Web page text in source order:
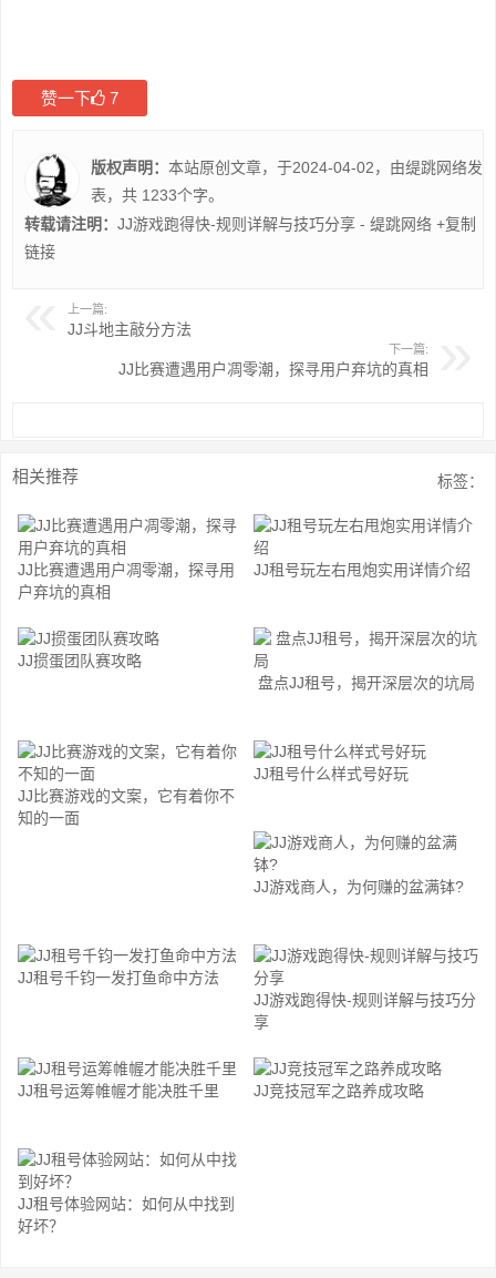
赞一下 7
版权声明： 本站原创文章，于2024-04-02，由缇跳网络发
表，共 1233个字。
转载请注明： JJ游戏跑得快-规则详解与技巧分享 - 缇跳网络 +复制
链接
上一篇:
JJ斗地主敲分方法
下一篇:
JJ比赛遭遇用户凋零潮，探寻用户弃坑的真相
相关推荐 标签：
JJ比赛遭遇用户凋零潮，探寻用
户弃坑的真相
JJ租号玩左右甩炮实用详情介绍
JJ掼蛋团队赛攻略
盘点JJ租号，揭开深层次的坑局
JJ比赛游戏的文案，它有着你不
知的一面
JJ租号什么样式号好玩
JJ游戏商人，为何赚的盆满钵?
JJ租号千钧一发打鱼命中方法
JJ游戏跑得快-规则详解与技巧分
享
JJ租号运筹帷幄才能决胜千里 JJ竞技冠军之路养成攻略
JJ租号体验网站：如何从中找到
好坏？